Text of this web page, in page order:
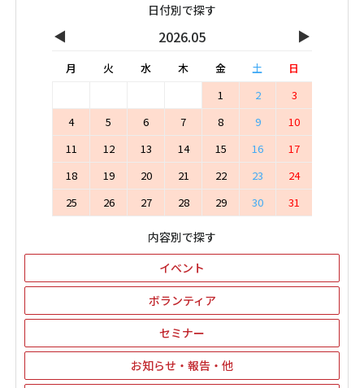
日付別で探す
◀ 2026.05 ▶
月 火 水 木 金 土
日
1
2
3
4
5 6 7 8 9
10
11
12 13 14 15 16
17
18
19 20 21 22 23
24
25
26 27 28 29 30 31
内容別で探す
イベント
ボランティア
セミナー
お知らせ・報告・他